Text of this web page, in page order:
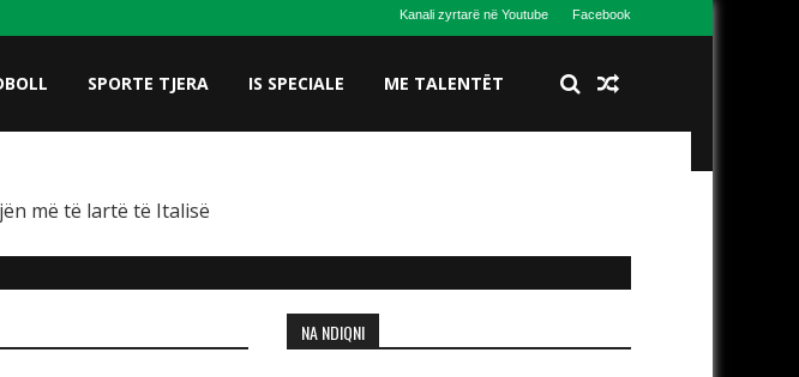
Kanali zyrtarë në Youtube Facebook
SPORTE TJERA IS SPECIALE ME TALENTËT
më të lartë të Italisë
NA NDIQNI